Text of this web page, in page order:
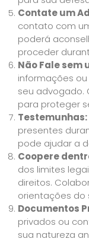
Contate um
contato com
poderá
proceder
Não Fale sem
informações
seu advogado.
para proteger
Testemunhas:
presentes
pode ajudar a
Coopere
dos limites
direitos.
orientações do
Documentos
privados ou
sua natureza